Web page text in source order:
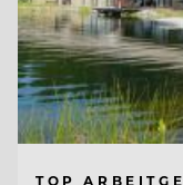
TOP